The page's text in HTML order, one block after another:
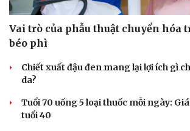
Săn Tour
check-in
Đọc
Cửa sổ
Kể
Vai trò của phẫu thuật chuyển hóa
béo phì
Chiết xuất đậu đen mang lại lợi ích gì
da?
Tuổi 70 uống 5 loại thuốc mỗi ngày:
tuổi 40